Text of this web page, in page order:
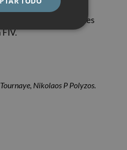
y CLBR en pacientes
FIV.
Nikolaos P Polyzos.